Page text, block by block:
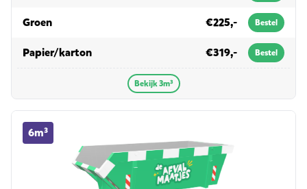
Groenin 3m³ €225,- Bestel
Papier/kartonin 3m³ €319,- Bestel
Bekijk 3m³
6m³
6m³ container huren